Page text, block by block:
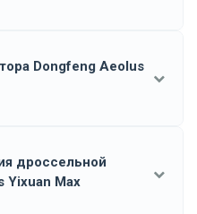
Dongfeng Aeolus
дроссельной
Yixuan Max